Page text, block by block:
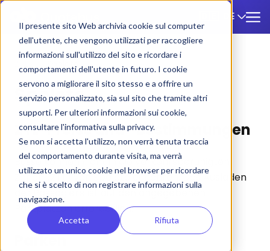
Il presente sito Web archivia cookie sul computer
dell'utente, che vengono utilizzati per raccogliere
informazioni sull'utilizzo del sito e ricordare i
comportamenti dell'utente in futuro. I cookie
servono a migliorare il sito stesso e a offrire un
servizio personalizzato, sia sul sito che tramite altri
supporti. Per ulteriori informazioni sui cookie,
consultare l'informativa sulla privacy.
Se non si accetta l'utilizzo, non verrà tenuta traccia
del comportamento durante visita, ma verrà
utilizzato un unico cookie nel browser per ricordare
che si è scelto di non registrare informazioni sulla
navigazione.
Accetta Rifiuta
DE
Spoleto
Spoleto
ZTL-Preise und -Bestimmungen
Busse können nicht in die verkehrsberuhigten
Zonen (ZTL) von Spoleto einfahren. Das Ausladen
der Passagiere ist auf den angegebenen
Parkplätzen erforderlich.
Parken